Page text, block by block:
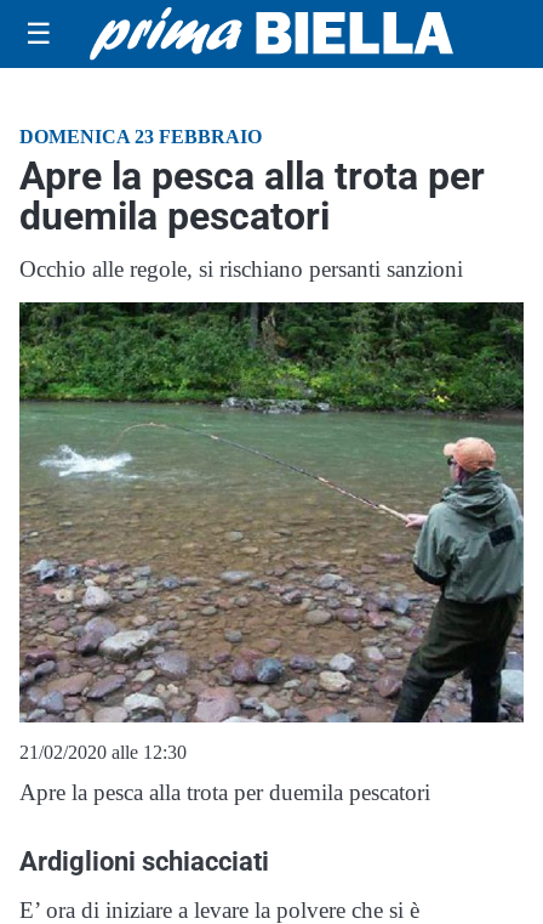
☰
DOMENICA 23 FEBBRAIO
Apre la pesca alla trota per
duemila pescatori
Occhio alle regole, si rischiano persanti sanzioni
21/02/2020 alle 12:30
Apre la pesca alla trota per duemila pescatori
Ardiglioni schiacciati
E’ ora di iniziare a levare la polvere che si è